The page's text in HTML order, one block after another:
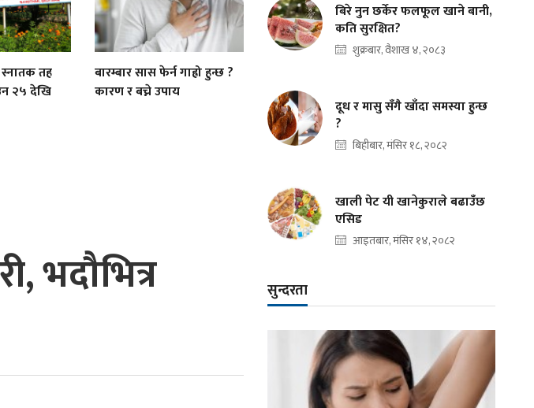
स्नातक तह
२५ देखि
बारम्बार सास फेर्न गाह्रो हुन्छ ?
कारण र बच्ने उपाय
भदौभित्र
बिरे नुन छर्केर फलफूल खाने बानी,
कति सुरक्षित?
शुक्रबार, वैशाख ४, २०८३
दूध र मासु सँगै खाँदा समस्या हुन्छ
?
बिहीबार, मंसिर १८, २०८२
खाली पेट यी खानेकुराले बढाउँछ
एसिड
आइतबार, मंसिर १४, २०८२
सुन्दरता